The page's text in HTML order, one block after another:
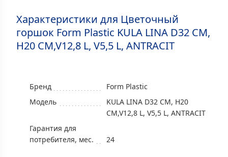
Характеристики для Цветочный
горшок Form Plastic KULA LINA D32 CM,
H20 CM,V12,8 L, V5,5 L, ANTRACIT
Бренд
Form Plastic
Модель
KULA LINA D32 CM, H20
CM,V12,8 L, V5,5 L, ANTRACIT
Гарантия для
потребителя, мес.
24